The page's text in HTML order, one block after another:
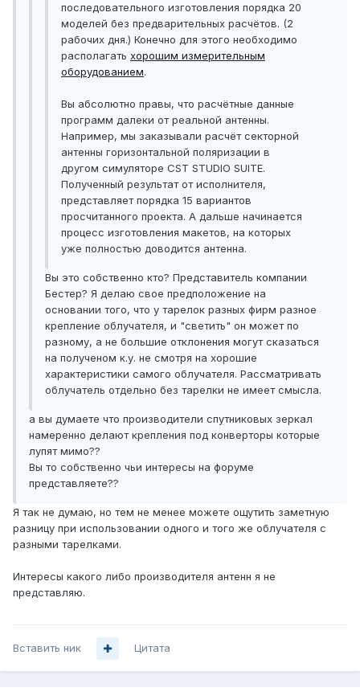
последовательного изготовления порядка 20
моделей без предварительных расчётов. (2
рабочих дня.) Конечно для этого необходимо
располагать хорошим измерительным
оборудованием.
Вы абсолютно правы, что расчётные данные
программ далеки от реальной антенны.
Например, мы заказывали расчёт секторной
антенны горизонтальной поляризации в
другом симуляторе CST STUDIO SUITE.
Полученный результат от исполнителя,
представляет порядка 15 вариантов
просчитанного проекта. А дальше начинается
процесс изготовления макетов, на которых
уже полностью доводится антенна.
Вы это собственно кто? Представитель компании
Бестер? Я делаю свое предположение на
основании того, что у тарелок разных фирм разное
крепление облучателя, и "светить" он может по
разному, а не большие отклонения могут сказаться
на полученом к.у. не смотря на хорошие
характеристики самого облучателя. Рассматривать
облучатель отдельно без тарелки не имеет смысла.
а вы думаете что производители спутниковых зеркал
намеренно делают крепления под конверторы которые
лупят мимо??
Вы то собственно чьи интересы на форуме
представляете??
Я так не думаю, но тем не менее можете ощутить заметную
разницу при использовании одного и того же облучателя с
разными тарелками.
Интересы какого либо производителя антенн я не
представляю.
Вставить ник Цитата